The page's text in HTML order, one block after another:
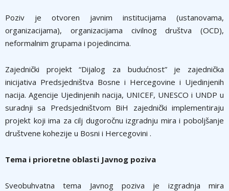
Poziv je otvoren javnim institucijama (ustanovama,
organizacijama), organizacijama civilnog društva (OCD),
neformalnim grupama i pojedincima.
Zajednički projekt “Dijalog za budućnost” je zajednička
inicijativa Predsjedništva Bosne i Hercegovine i Ujedinjenih
nacija. Agencije Ujedinjenih nacija, UNICEF, UNESCO i UNDP u
suradnji sa Predsjedništvom BiH zajednički implementiraju
projekt koji ima za cilj dugoročnu izgradnju mira i poboljšanje
društvene kohezije u Bosni i Hercegovini .
Tema i prioretne oblasti Javnog poziva
Sveobuhvatna tema Javnog poziva je izgradnja mira